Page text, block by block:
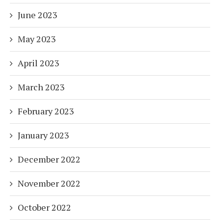
June 2023
May 2023
April 2023
March 2023
February 2023
January 2023
December 2022
November 2022
October 2022